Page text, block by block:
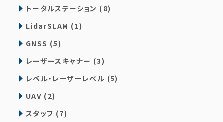
トータルステーション (8)
LidarSLAM (1)
GNSS (5)
レーザースキャナー (3)
レベル・レーザーレベル (5)
UAV (2)
スタッフ (7)